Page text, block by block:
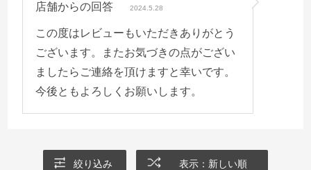
店舗からの回答 2024.5.28
この度はレビューもいただきありがとう
ございます。またお気づきの点がござい
ましたらご連絡を頂けますと幸いです。
今後ともよろしくお願いします。
絞り込み 表示：新しい順